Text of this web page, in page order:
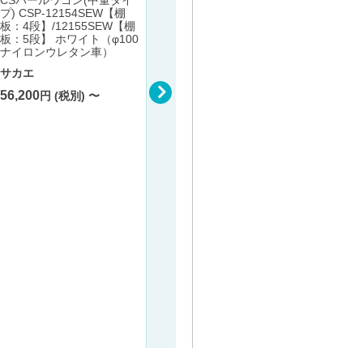
プ) CSP-12154SEW【棚
板：4段】/12155SEW【棚
板：5段】 ホワイト（φ100
ナイロンウレタン車）
サカエ
56,200円 (税別) 〜